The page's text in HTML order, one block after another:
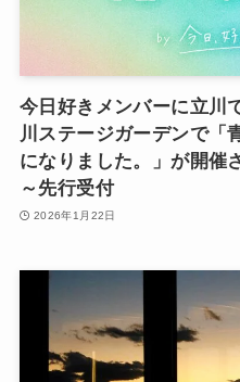
今日好きメンバーに立川
川ステージガーデンで「
になりました。」が開催
～先行受付
2026年1月22日